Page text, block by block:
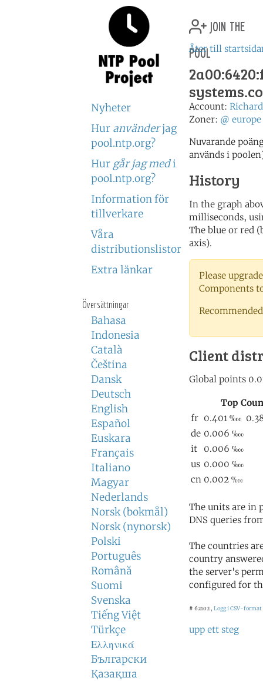
Nyheter
Hur använderjag
pool.ntp.org?
Hur går jag medi
pool.ntp.org?
Information för
tillverkare
Våra
distributionslistor
Extra länkar
Översättningar
Bahasa
Indonesia
Català
Čeština
Dansk
Deutsch
English
Español
Euskara
Français
Italiano
Magyar
Nederlands
Norsk (bokmål)
Norsk (nynorsk)
Polski
Português
Română
Suomi
Svenska
Tiếng Việt
Türkçe
Ελληνικά
Български
Қазақша
join the
pool
Åter till
Account:
Zoner: @ europe
Nuvarande
används i
History
In the graph
milliseconds,
The blue or red
axis).
Please
Components
Client
The units are in
DNS queries
The countries
country
the server's
configured for
# 62102 , Logg i CSV-format
upp ett steg